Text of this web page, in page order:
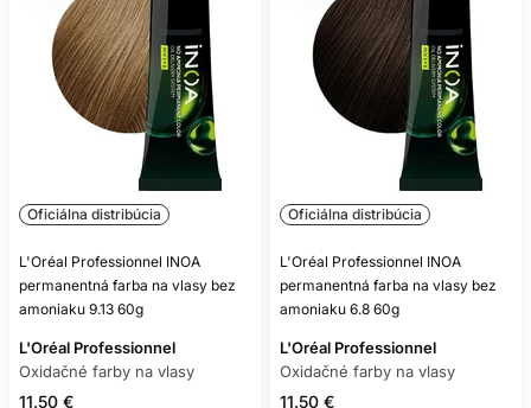
POTREBUJE KAŽDÁ OXIDAČNÁ
FARBA VYVÍJAČ?
Takmer všetky áno, ale vždy sa riaďte označením
konkrétneho produktu.
MÔŽEM ZMIEŠAŤ FARBU A
OXIDANT RÔZNYCH ZNAČIEK?
kompatibilný systém jednej rady.
ZOSVETLÍ SVETLÁ FARBA TMAVÉ
FARBENÉ VLASY?
Spravidla nie spoľahlivo, pretože oxidačná farba bežne
Oficiálna distribúcia
L'Oréal Professionnel INOA
permanentná farba na vlasy bez
amoniaku 9.13 60g
L'Oréal Professionnel
Oxidačné farby na vlasy
11.50 €
Oficiálna distribúcia
L'Oréal Professionnel INOA
permanentná farba na vlasy bez
amoniaku 6.8 60g
L'Oréal Professionnel
Oxidačné farby na vlasy
11.50 €